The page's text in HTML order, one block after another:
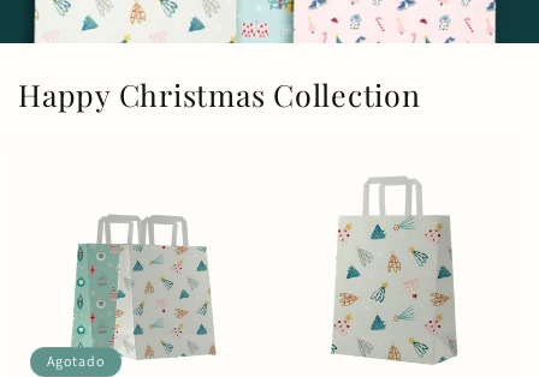
Happy Christmas Collection
Agotado